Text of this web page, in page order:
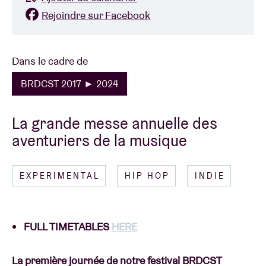
Dans le cadre de
BRDCST 2017 ► 2024
La grande messe annuelle des
aventuriers de la musique
EXPERIMENTAL HIP HOP INDIE
FULL TIMETABLES HERE
La première journée de notre festival BRDCST
Rejoindre sur Facebook